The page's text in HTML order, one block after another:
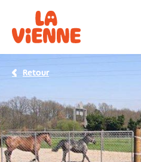
Retour